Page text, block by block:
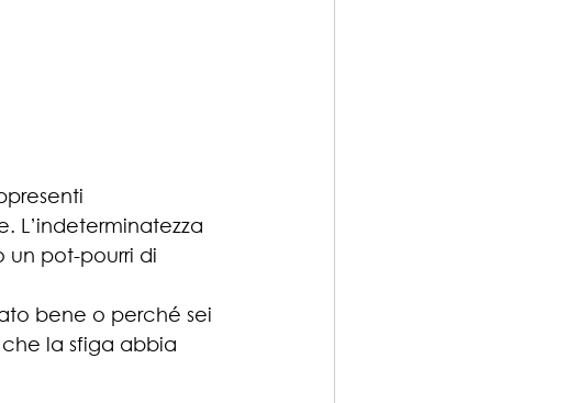
L’indeterminatezza
pot-pourri di
bene o perché sei
la sfiga abbia